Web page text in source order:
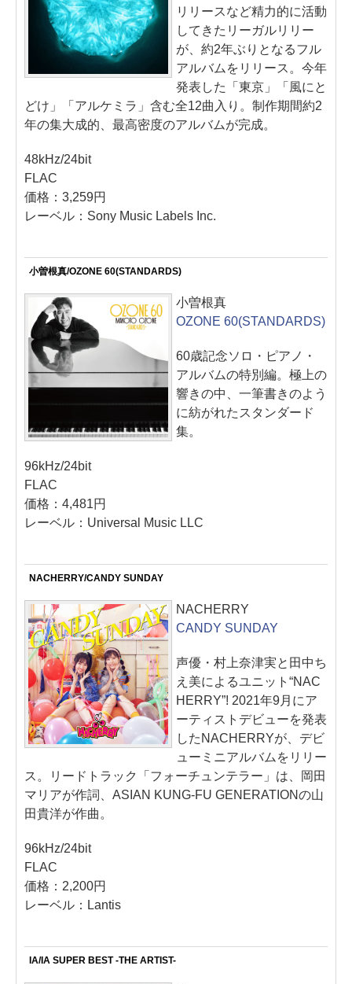
リリースなど精力的に活動
してきたリーガルリリー
が、約2年ぶりとなるフル
アルバムをリリース。今年
発表した「東京」「風にと
どけ」「アルケミラ」含む全12曲入り。制作期間約2
年の集大成的、最高密度のアルバムが完成。
48kHz/24bit
FLAC
価格：3,259円
レーベル：Sony Music Labels Inc.
小曽根真/OZONE 60(STANDARDS)
小曽根真
OZONE 60(STANDARDS)
60歳記念ソロ・ピアノ・
アルバムの特別編。極上の
響きの中、一筆書きのよう
に紡がれたスタンダード
集。
96kHz/24bit
FLAC
価格：4,481円
レーベル：Universal Music LLC
NACHERRY/CANDY SUNDAY
NACHERRY
CANDY SUNDAY
声優・村上奈津実と田中ち
え美によるユニット“NAC
HERRY”! 2021年9月にア
ーティストデビューを発表
したNACHERRYが、デビ
ューミニアルバムをリリー
ス。リードトラック「フォーチュンテラー」は、岡田
マリアが作詞、ASIAN KUNG-FU GENERATIONの山
田貴洋が作曲。
96kHz/24bit
FLAC
価格：2,200円
レーベル：Lantis
IA/IA SUPER BEST -THE ARTIST-